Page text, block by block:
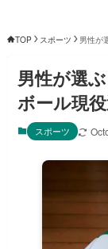
TOP スポーツ 男性が
男性が選
ボール現
スポーツ